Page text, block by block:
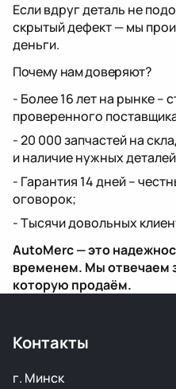
Если вдруг деталь не
скрытый дефект — мы
деньги.
Почему нам доверяют?
- Более 16 лет на рынке –
проверенного
- 20 000 запчастей на
и наличие нужных
- Гарантия 14 дней –
оговорок;
- Тысячи довольных
AutoMerc — это
временем. Мы отвечаем
которую продаём.
Контакты
г. Минск